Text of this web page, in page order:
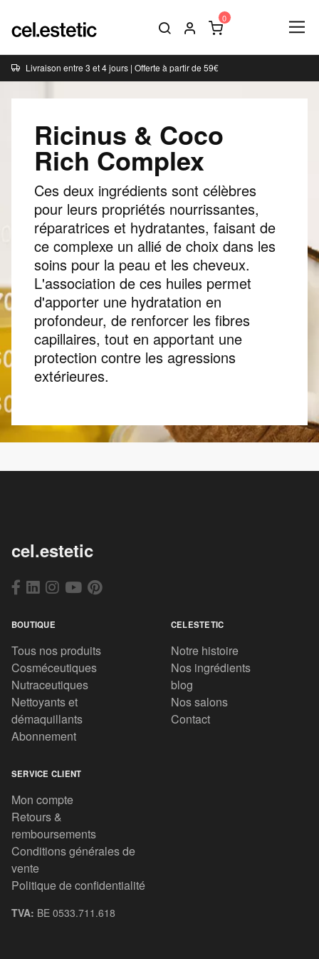
Livraison entre 3 et 4 jours | Offerte à partir de 59€
Ricinus & Coco
Rich Complex
Ces deux ingrédients sont célèbres
pour leurs propriétés nourrissantes,
réparatrices et hydratantes, faisant de
ce complexe un allié de choix dans les
soins pour la peau et les cheveux.
L'association de ces huiles permet
d'apporter une hydratation en
profondeur, de renforcer les fibres
capillaires, tout en apportant une
protection contre les agressions
extérieures.
cel.estetic
BOUTIQUE
Tous nos produits
Cosméceutiques
Nutraceutiques
Nettoyants et
démaquillants
Abonnement
CELESTETIC
Notre histoire
Nos ingrédients
blog
Nos salons
Contact
SERVICE CLIENT
Mon compte
Retours &
remboursements
Conditions générales de
vente
Politique de confidentialité
TVA: BE 0533.711.618